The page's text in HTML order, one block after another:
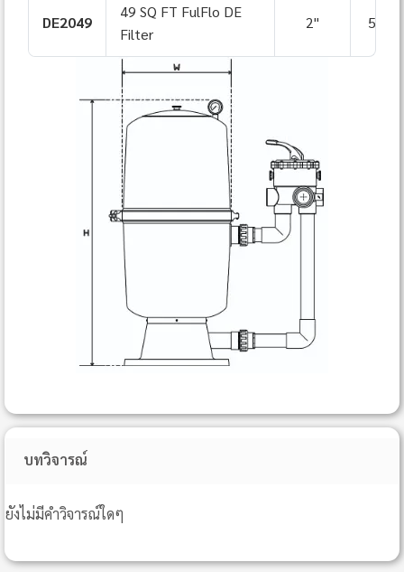
DE2049
49 SQ FT FulFlo DE
Filter
2" 500
บทวิจารณ์
ยังไม่มีคำวิจารณ์ใดๆ